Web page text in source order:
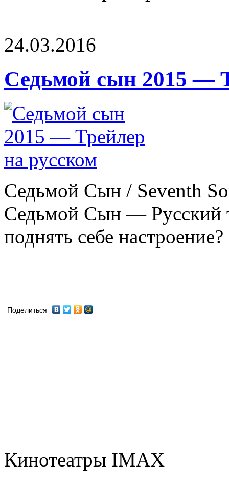
24.03.2016
Седьмой сын 2015 —
Седьмой Сын / Seventh
Седьмой Сын — Русский
поднять себе
Поделиться
Кинотеатры IMAX